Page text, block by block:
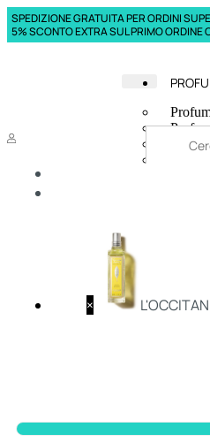
SPEDIZIONE GRATUITA PER ORDINI
5% SCONTO EXTRA SUL PRIMO ORDINE
×